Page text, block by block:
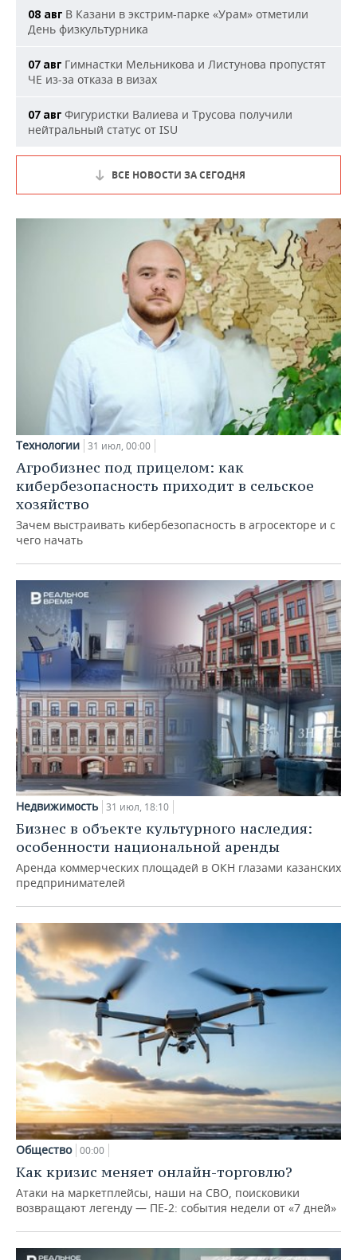
08 авг В Казани в экстрим-парке «Урам» отметили
День физкультурника
07 авг Гимнастки Мельникова и Листунова пропустят
ЧЕ из-за отказа в визах
07 авг Фигуристки Валиева и Трусова получили
нейтральный статус от ISU
ВСЕ НОВОСТИ ЗА СЕГОДНЯ
Технологии 31 июл, 00:00
Агробизнес под прицелом: как
кибербезопасность приходит в сельское
хозяйство
Зачем выстраивать кибербезопасность в агросекторе и с
чего начать
Недвижимость 31 июл, 18:10
Бизнес в объекте культурного наследия:
особенности национальной аренды
Аренда коммерческих площадей в ОКН глазами казанских
предпринимателей
Общество 00:00
Как кризис меняет онлайн-торговлю?
Атаки на маркетплейсы, наши на СВО, поисковики
возвращают легенду — ПЕ-2: события недели от «7 дней»